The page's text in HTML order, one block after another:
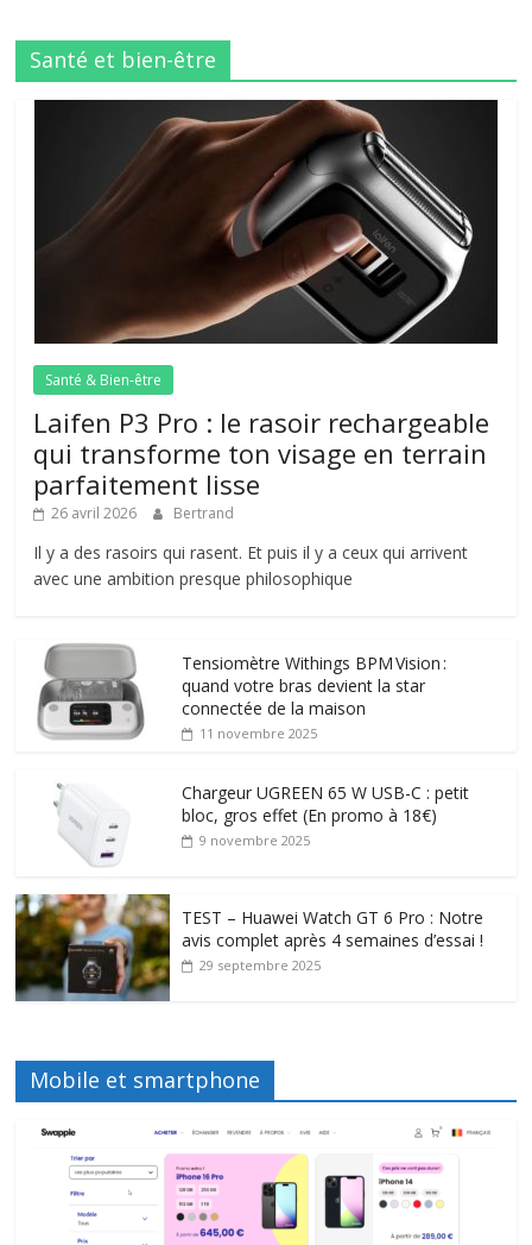
Santé et bien-être
Santé & Bien-être
Laifen P3 Pro : le rasoir rechargeable
qui transforme ton visage en terrain
parfaitement lisse
26 avril 2026 Bertrand
Il y a des rasoirs qui rasent. Et puis il y a ceux qui arrivent
avec une ambition presque philosophique
Tensiomètre Withings BPM Vision :
quand votre bras devient la star
connectée de la maison
11 novembre 2025
Chargeur UGREEN 65 W USB-C : petit
bloc, gros effet (En promo à 18€)
9 novembre 2025
TEST – Huawei Watch GT 6 Pro : Notre
avis complet après 4 semaines d’essai !
29 septembre 2025
Mobile et smartphone